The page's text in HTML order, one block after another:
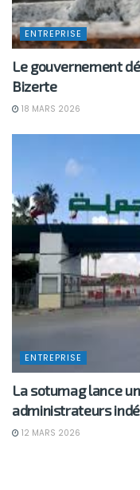
ENTREPRISE
Le gouvernement
Bizerte
18 MARS 2026
ENTREPRISE
La sotumag lance
administrateurs
12 MARS 2026